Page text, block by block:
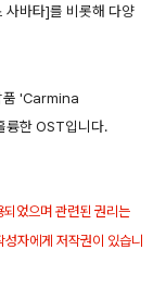
사바타]를 비롯해 다양
품 'Carmina
륭한 OST입니다.
었으며 관련된 권리는
자에게 저작권이 있습니